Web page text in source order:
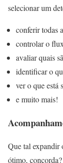
selecionar um
conferir todas
controlar o
avaliar quais
identificar o
ver o que está
e muito mais!
Que tal expandir
ótimo,